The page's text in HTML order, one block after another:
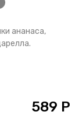
ананаса,
589 Р